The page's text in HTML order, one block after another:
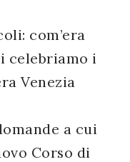
com’era
celebriamo i
Venezia
a cui
Corso di